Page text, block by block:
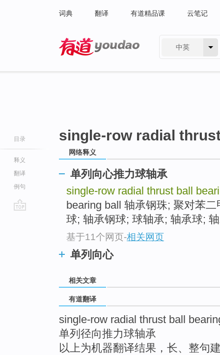
词典 翻译 有道精品课 云笔记
中英
目录
释义
翻译
例句
single-row radial
网络释义
单列向心推力球轴承
single-row radial thrust ball
bearing ball 轴承钢珠; 聚对苯
球; 轴承钢球; 球轴承; 轴承球;
基于11个网页-相关网页
单列向心
相关文章
有道翻译
single-row radial thrust ball
单列径向推力球轴承
以上为机器翻译结果，长、整句